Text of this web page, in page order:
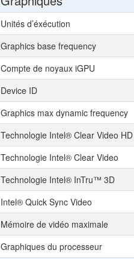
Unités d’éxécution
Graphics base frequency
Compte de noyaux iGPU
Device ID
Graphics max dynamic frequency
Technologie Intel® Clear Video HD
Technologie Intel® Clear Video
Technologie Intel® InTru™ 3D
Intel® Quick Sync Video
Mémoire de vidéo maximale
Graphiques du processeur